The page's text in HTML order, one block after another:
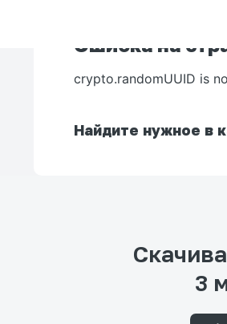
Ошибка на
crypto.randomUUID is
Найдите нужное в
3